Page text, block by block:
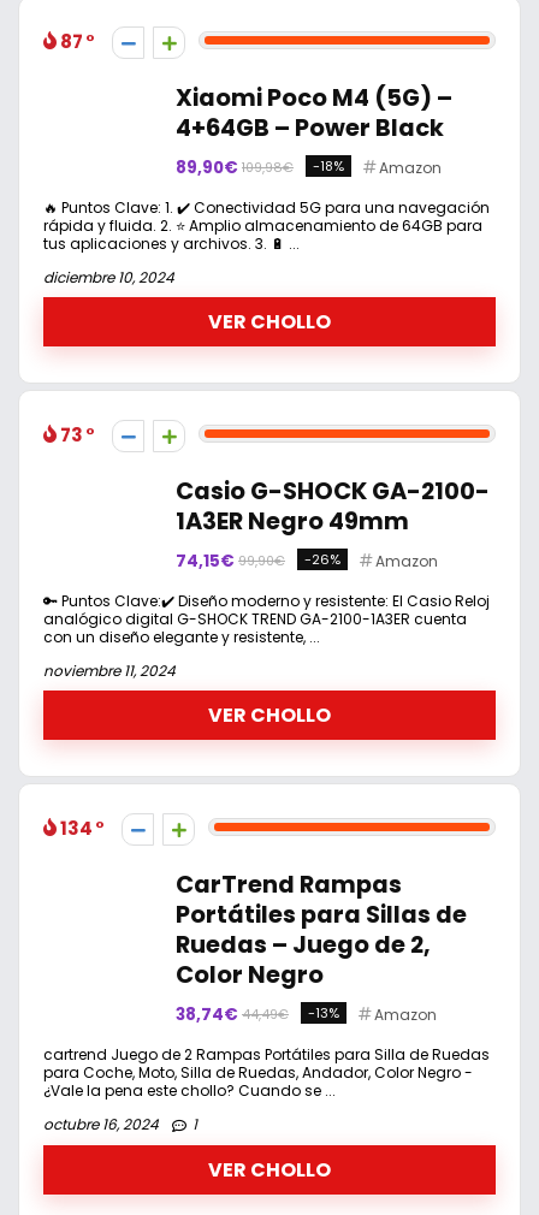
87
Xiaomi Poco M4 (5G) –
4+64GB – Power Black
89,90€ 109,98€ -18%
Amazon
🔥 Puntos Clave: 1. ✔️ Conectividad 5G para una navegación
rápida y fluida. 2. ⭐ Amplio almacenamiento de 64GB para
tus aplicaciones y archivos. 3. 🔋 ...
diciembre 10, 2024
VER CHOLLO
73
Casio G-SHOCK GA-2100-
1A3ER Negro 49mm
74,15€ 99,90€ -26%
Amazon
🔑 Puntos Clave:✔️ Diseño moderno y resistente: El Casio Reloj
analógico digital G-SHOCK TREND GA-2100-1A3ER cuenta
con un diseño elegante y resistente, ...
noviembre 11, 2024
VER CHOLLO
134
CarTrend Rampas
Portátiles para Sillas de
Ruedas – Juego de 2,
Color Negro
38,74€ 44,49€ -13%
Amazon
cartrend Juego de 2 Rampas Portátiles para Silla de Ruedas
para Coche, Moto, Silla de Ruedas, Andador, Color Negro -
¿Vale la pena este chollo? Cuando se ...
octubre 16, 2024
1
VER CHOLLO